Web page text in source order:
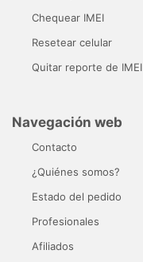
Chequear IMEI
Resetear celular
Quitar reporte de IMEI
Navegación web
Contacto
¿Quiénes somos?
Estado del pedido
Profesionales
Afiliados